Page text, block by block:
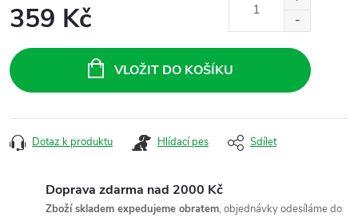
359 Kč
cena:
VLOŽIT DO KOŠÍKU
Dotaz k produktu Hlídací pes Sdílet
Doprava zdarma nad 2000 Kč
Zboží skladem expedujeme obratem, objednávky odesíláme do